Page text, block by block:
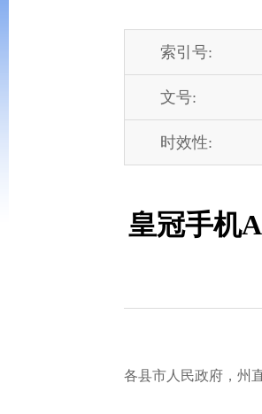
索引号:
文号:
时效性:
皇冠手机
各县市人民政府，州